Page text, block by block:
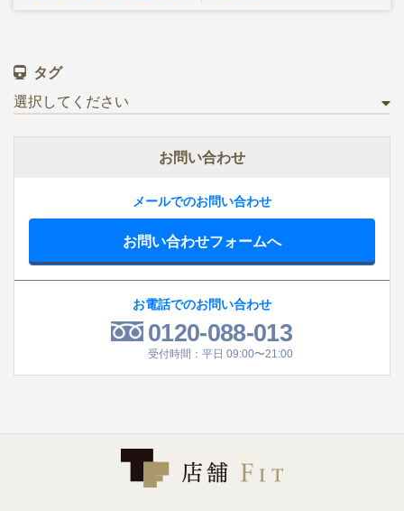
タグ
お問い合わせ
メールでのお問い合わせ
お問い合わせフォームへ
お電話でのお問い合わせ
0120-088-013
受付時間：平日 09:00〜21:00